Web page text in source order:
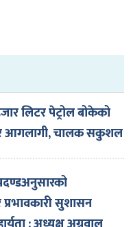
लिटर पेट्रोल बोकेको
आगलागी, चालक सकुशल
सुशासन